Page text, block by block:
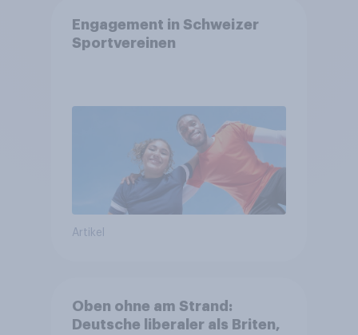
Engagement in Schweizer
Sportvereinen
Artikel
Oben ohne am Strand:
Deutsche liberaler als Briten,